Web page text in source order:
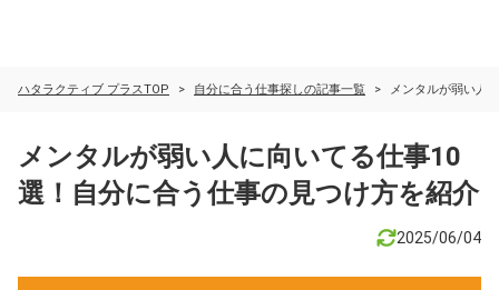
ハタラクティブ プラスTOP 自分に合う仕事探しの記事一覧 メンタルが弱い人
メンタルが弱い人に向いてる仕事10
選！自分に合う仕事の見つけ方を紹介
2025/06/04